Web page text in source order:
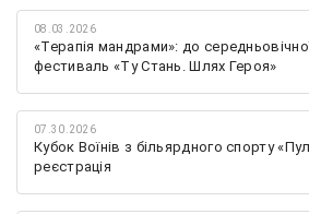
08.03.2026
«Терапія мандрами»: до
фестиваль «Ту Стань. Шлях Героя»
07.30.2026
Кубок Воїнів з більярдного спорту
реєстрація